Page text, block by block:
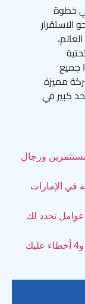
خطوة
الاستقرار
جميع
مميزة
كبير في
ورجال
في الإمارات
افضل مكتب تخليص معاملات دبي .. 4 عوامل تحدد لك
خطوات فتح سجل تجاري في الإمارات و4 أخطاء عليك